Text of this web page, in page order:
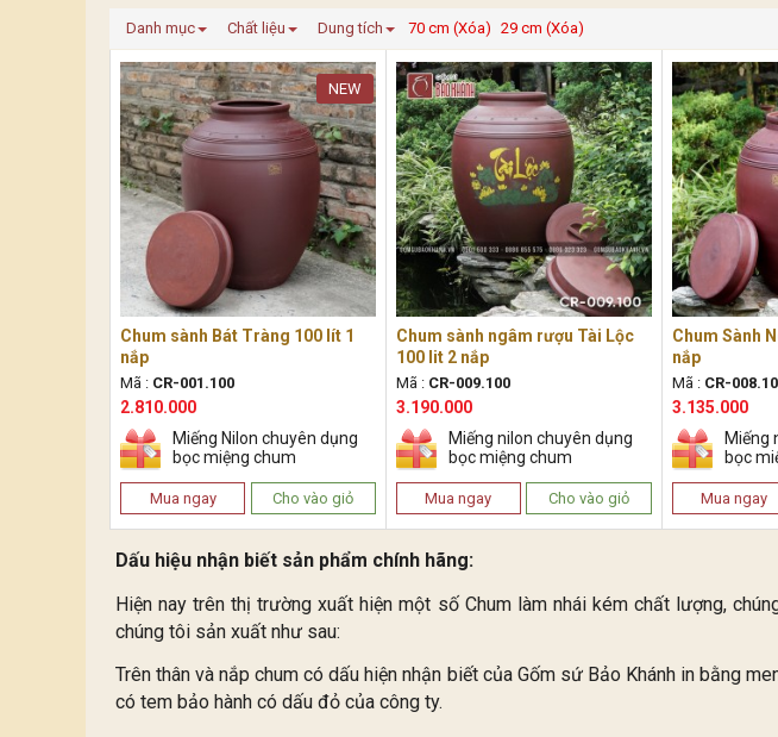
Danh mục Chất liệu Dung tích 70 cm (Xóa) 29 cm (Xóa)
Chum sành Bát Tràng 100 lít 1
nắp
Mã : CR-001.100
2.810.000
NEW
Miếng Nilon chuyên dụng
bọc miệng chum
Mua ngay Cho vào giỏ
Chum sành ngâm rượu Tài Lộc
100 lit 2 nắp
Mã : CR-009.100
3.190.000
Miếng nilon chuyên dụng
bọc miệng chum
Mua ngay Cho vào giỏ
Chum Sành
nắp
Mã : CR-
3.135.000
Miếng
bọc
Mua ngay
Dấu hiệu nhận biết sản phẩm chính hãng:
Hiện nay trên thị trường xuất hiện một số Chum làm nhái kém chất lượng,
chúng tôi sản xuất như sau:
Trên thân và nắp chum có dấu hiện nhận biết của Gốm sứ Bảo Khánh in bằng
có tem bảo hành có dấu đỏ của công ty.